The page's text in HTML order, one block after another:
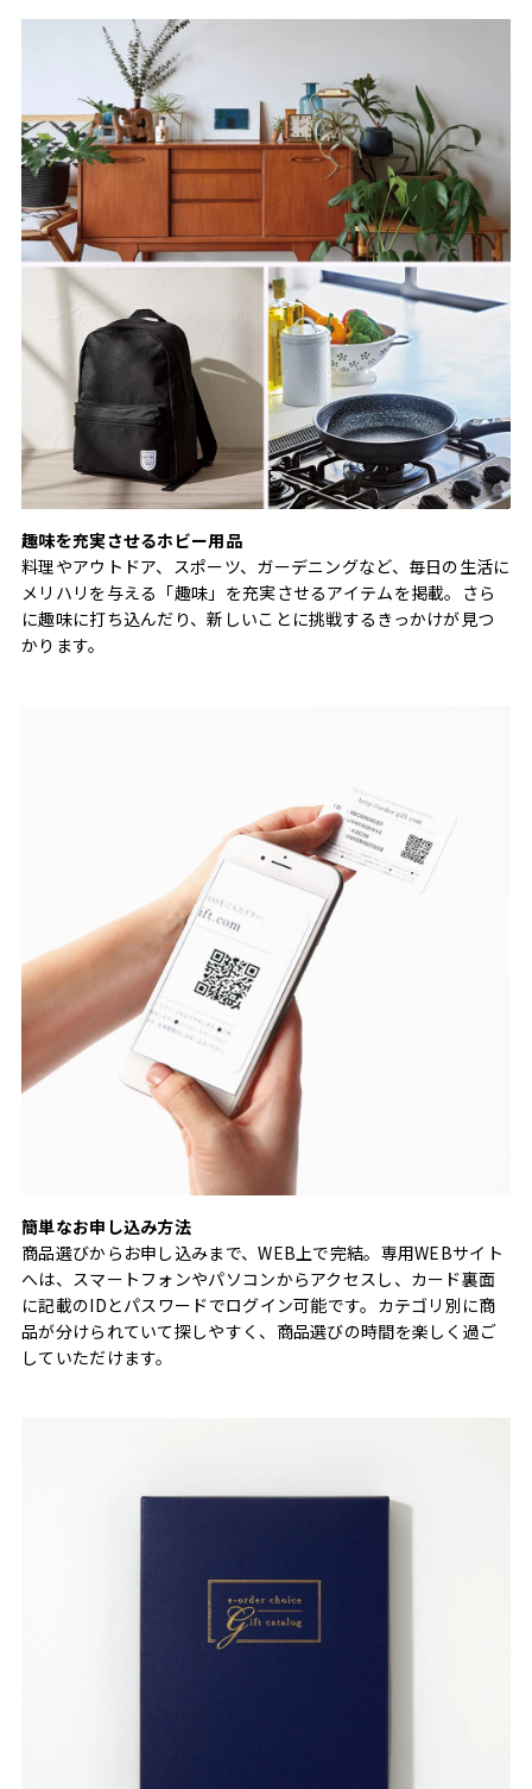
趣味を充実させるホビー用品
料理やアウトドア、スポーツ、ガーデニングなど、毎日の生活に
メリハリを与える「趣味」を充実させるアイテムを掲載。さら
に趣味に打ち込んだり、新しいことに挑戦するきっかけが見つ
かります。
簡単なお申し込み方法
商品選びからお申し込みまで、WEB上で完結。専用WEBサイト
へは、スマートフォンやパソコンからアクセスし、カード裏面
に記載のIDとパスワードでログイン可能です。カテゴリ別に商
品が分けられていて探しやすく、商品選びの時間を楽しく過ご
していただけます。